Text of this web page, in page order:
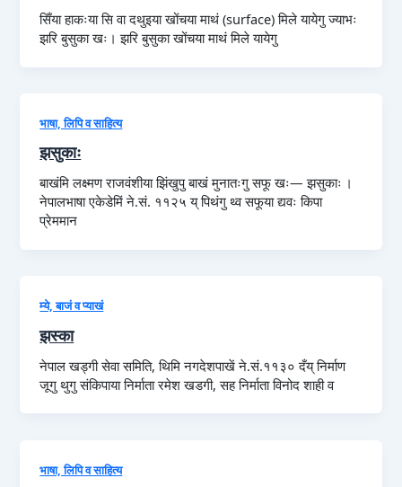
सिँया हाकःया सि वा दथुइया खोंचया माथं (surface) मिले यायेगु ज्याभः
झरि बुसुका खः। झरि बुसुका खोंचया माथं मिले यायेगु
भाषा, लिपि व साहित्य
झसुकाः
बाखंमि लक्ष्मण राजवंशीया झिंखुपु बाखं मुनातःगु सफू खः— झसुकाः ।
नेपालभाषा एकेडेमिं ने.सं. ११२५ य् पिथंगु थ्व सफूया द्यवः किपा
प्रेममान
म्ये, बाजं व प्याखं
झस्का
नेपाल खड्गी सेवा समिति, थिमि नगदेशपाखें ने.सं.११३० दँय्‌ निर्माण
जूगु थुगु संकिपाया निर्माता रमेश खडगी, सह निर्माता विनोद शाही व
भाषा, लिपि व साहित्य